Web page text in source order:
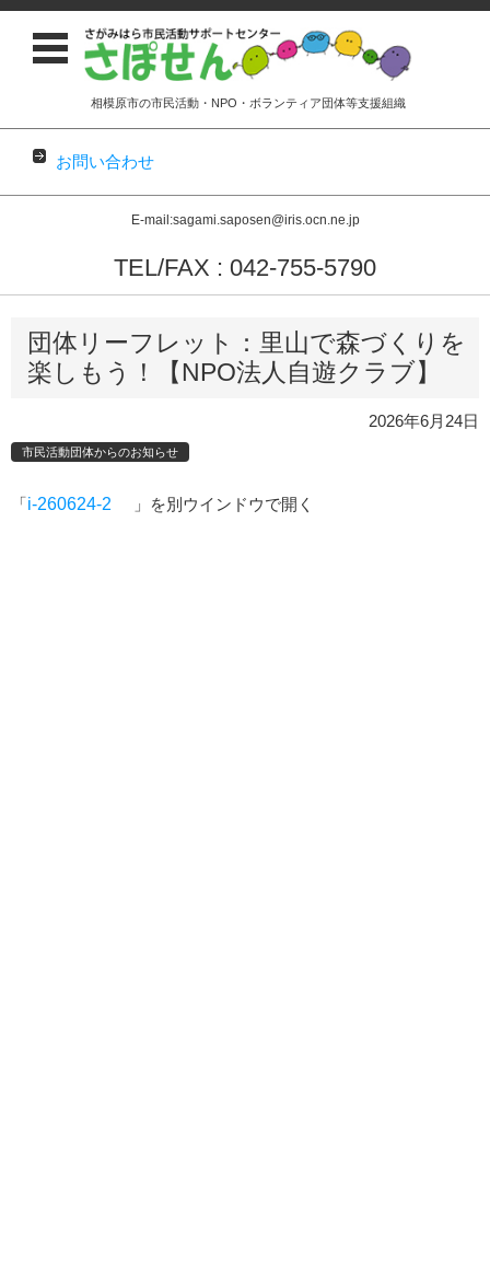
相模原市の市民活動・NPO・ボランティア団体等支援組織
お問い合わせ
E-mail:sagami.saposen@iris.ocn.ne.jp
TEL/FAX : 042-755-5790
コンテンツに移動
団体リーフレット：里山で森づくりを
楽しもう！【NPO法人自遊クラブ】
2026年6月24日
市民活動団体からのお知らせ
「i-260624-2 」を別ウインドウで開く